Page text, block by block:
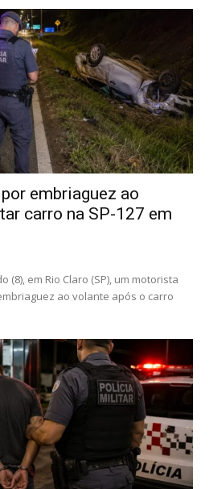
embriaguez ao
carro na SP-127 em
em Rio Claro (SP), um motorista
ao volante após o carro